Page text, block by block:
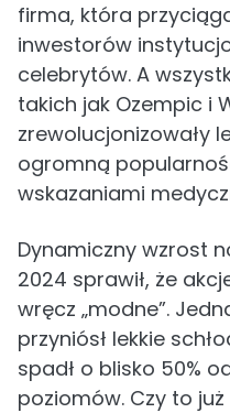
firma, która
inwestorów
celebrytów. A
takich jak Ozempic i
zrewolucjonizowały
ogromną
wskazaniami
Dynamiczny wzrost
2024 sprawił, że
wręcz „modne”.
przyniósł lekkie
spadł o blisko 50%
poziomów. Czy to